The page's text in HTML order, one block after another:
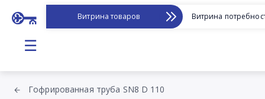
Витрина товаров Витрина
☰
Гофрированная труба SN8 D 110